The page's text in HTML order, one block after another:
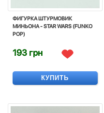
ФИГУРКА ШТУРМОВИК
МИНЬОНА - STAR WARS (FUNKO
POP)
193 грн
КУПИТЬ